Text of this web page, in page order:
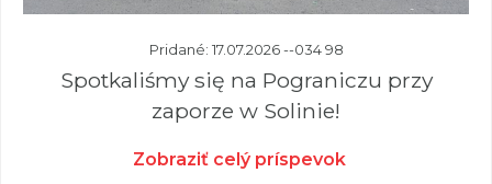
Pridané: 17.07.2026 --034 98
Spotkaliśmy się na Pograniczu przy
zaporze w Solinie!
Zobraziť celý príspevok